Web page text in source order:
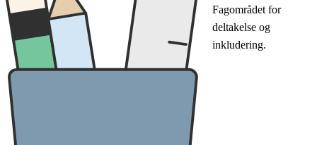
Fagområdet for
deltakelse og
inkludering.